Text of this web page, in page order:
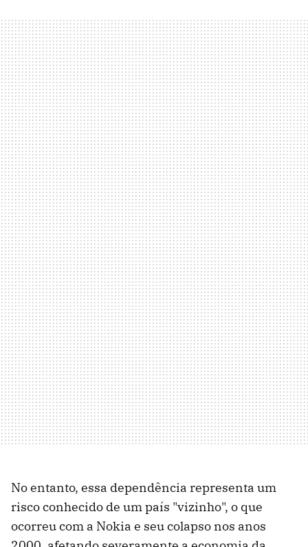
No entanto, essa dependência representa um
risco conhecido de um país "vizinho", o que
ocorreu com a Nokia e seu colapso nos anos